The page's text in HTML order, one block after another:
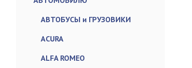
АВТОБУСЫ и ГРУЗОВИКИ
ACURA
ALFA ROMEO